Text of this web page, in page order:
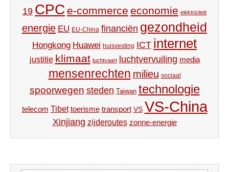
19 CPC e-commerce economie elektriciteit
energie EU EU-China financiën gezondheid
Hongkong Huawei huisvesting ICT internet
justitie klimaat luchtvaart luchtvervuiling media
mensenrechten milieu sociaal
spoorwegen steden Taiwan technologie
telecom Tibet toerisme transport VS VS-China
Xinjiang zijderoutes zonne-energie